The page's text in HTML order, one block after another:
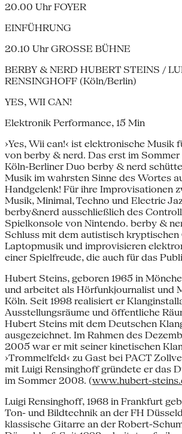
20.00 Uhr FOYER
EINFÜHRUNG
20.10 Uhr GROSSE BÜHNE
BERBY & NERD HUBERT STEINS /
RENSINGHOFF (Köln/Berlin)
YES, WII CAN!
Elektronik Performance, 15 Min
›Yes, Wii can!‹ ist elektronische
von berby & nerd. Das erst im
Köln-Berliner Duo berby & nerd
Musik im wahrsten Sinne des Wortes
Handgelenk! Für ihre Improvisationen
Musik, Minimal, Techno und Electric
berby&nerd ausschließlich des
Spielkonsole von Nintendo. berby &
Schluss mit dem autistisch kryptischen
Laptopmusik und improvisieren
einer Spielfreude, die auch für das
Hubert Steins, geboren 1965 in
und arbeitet als Hörfunkjournalist und
Köln. Seit 1998 realisiert er
Ausstellungsräume und öffentliche
Hubert Steins mit dem Deutschen
ausgezeichnet. Im Rahmen des
2005 war er mit seiner kinetischen
›Trommelfeld‹ zu Gast bei PACT
mit Luigi Rensinghoff gründete er das
im Sommer 2008. (www.hubert-
Luigi Rensinghoff, 1968 in Frankfurt
Ton- und Bildtechnik an der FH
klassische Gitarre an der Robert-